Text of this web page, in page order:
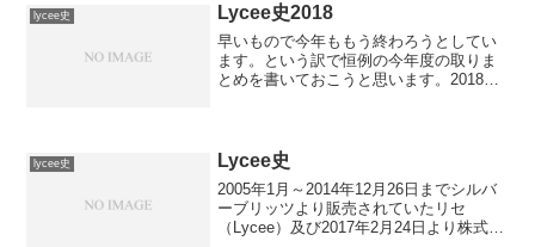
lycee史 Lycee史2018
早いもので今年ももう終わろうとしてい
ます。という訳で恒例の今年度の取りま
とめを書いておこうと思います。2018年
2018...
lycee史 Lycee史
2005年1月～2014年12月26日までシルバ
ーブリッツより販売されていたリセ
（Lycee）及び2017年2月24日より株式会